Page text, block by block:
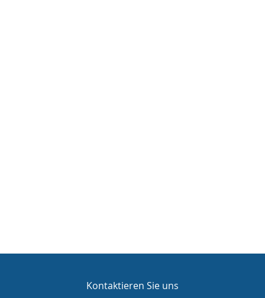
Kontaktieren Sie uns